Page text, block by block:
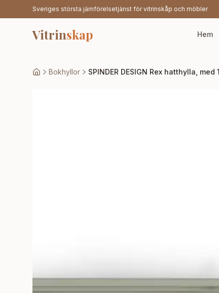
Sveriges största jämförelsetjänst för vitrinskåp och möbler
Vitrinskap Hem
Bokhyllor SPINDER DESIGN Rex hatthylla,